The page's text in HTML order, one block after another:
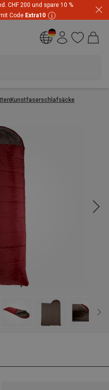
CHF 200 und spare 10 %
Code Extra10
Kunstfaserschlafsäcke